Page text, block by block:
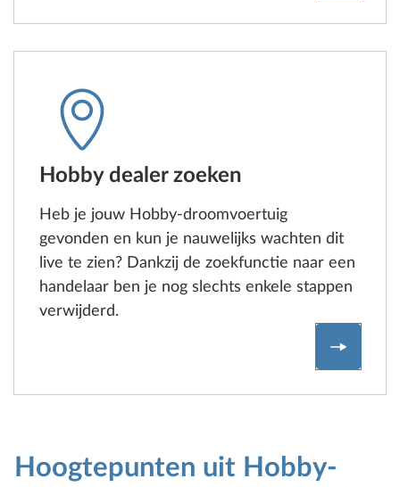
Hobby dealer zoeken
Heb je jouw Hobby-droomvoertuig
gevonden en kun je nauwelijks wachten dit
live te zien? Dankzij de zoekfunctie naar een
handelaar ben je nog slechts enkele stappen
verwijderd.
Hobby-
Hoogtepunten uit Hobby-